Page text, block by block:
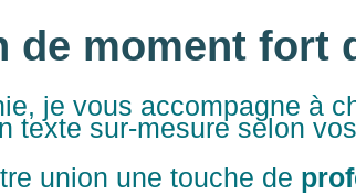
de moment fort
je vous accompagne à
texte sur-mesure selon
union une touche de